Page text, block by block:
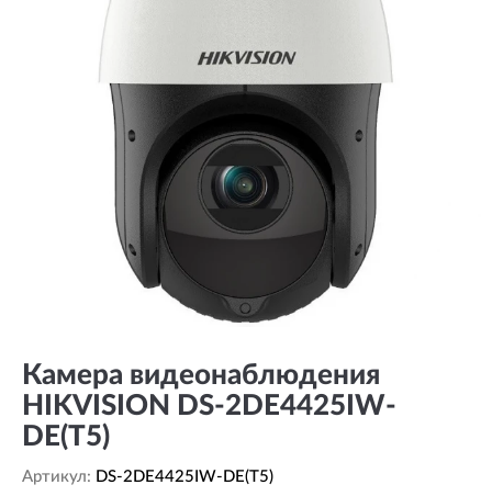
Камера видеонаблюдения
HIKVISION DS-2DE4425IW-
DE(T5)
Артикул: DS-2DE4425IW-DE(T5)